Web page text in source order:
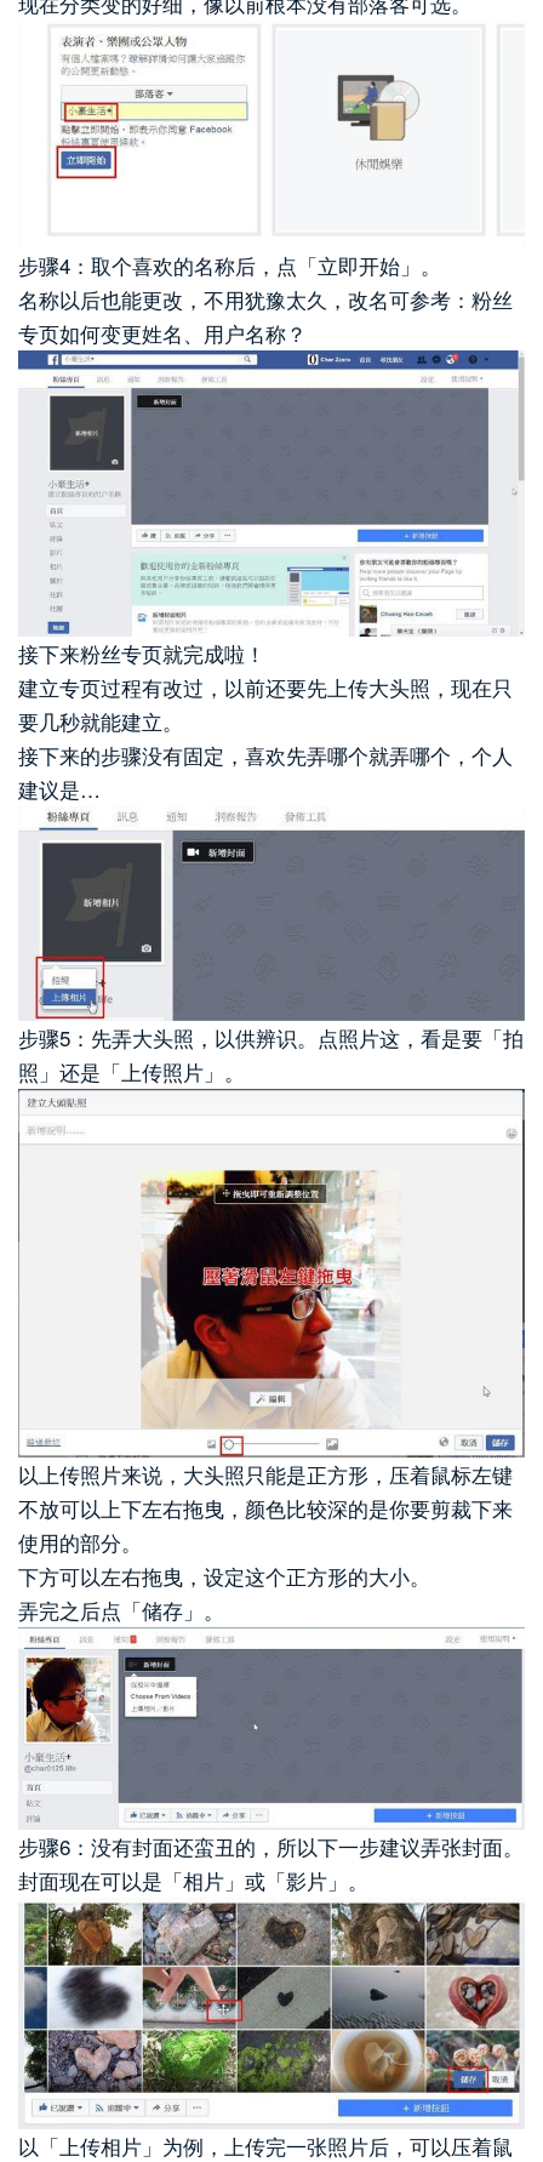
步骤4：取个喜欢的名称后，点「立即开始」。
名称以后也能更改，不用犹豫太久，改名可参考：粉丝
专页如何变更姓名、用户名称？
接下来粉丝专页就完成啦！
建立专页过程有改过，以前还要先上传大头照，现在只
要几秒就能建立。
接下来的步骤没有固定，喜欢先弄哪个就弄哪个，个人
建议是…
步骤5：先弄大头照，以供辨识。点照片这，看是要「拍
照」还是「上传照片」。
以上传照片来说，大头照只能是正方形，压着鼠标左键
不放可以上下左右拖曳，颜色比较深的是你要剪裁下来
使用的部分。
下方可以左右拖曳，设定这个正方形的大小。
弄完之后点「储存」。
步骤6：没有封面还蛮丑的，所以下一步建议弄张封面。
封面现在可以是「相片」或「影片」。
以「上传相片」为例，上传完一张照片后，可以压着鼠